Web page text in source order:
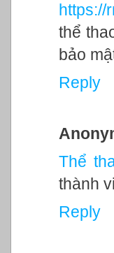
https://
thể
bảo
Reply
Thể
thành
Reply